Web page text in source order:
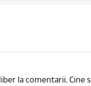
la comentarii.